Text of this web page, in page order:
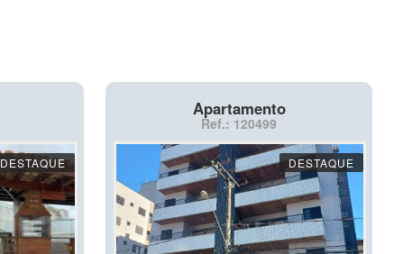
DESTAQUE
Apartamento
Ref.: 120499
DESTAQUE